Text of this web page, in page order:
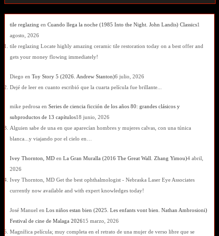
tile reglazing en Cuando llega la noche (1985 Into the Night. John Landis) Classics1
agosto, 2026
tile reglazing Locate highly amazing ceramic tile restoration today on a best offer and
gets your money flowing immediately!
Diego en Toy Story 5 (2026. Andrew Stanton)6 julio, 2026
Dejé de leer en cuanto escribió que la cuarta película fue brillante...
mike pedrosa en Series de ciencia ficción de los años 80: grandes clásicos y
subproductos de 13 capítulos18 junio, 2026
Alguien sabe de una en que aparecían hombres y mujeres calvas, con una túnica
blanca...y viajando por el cielo en…
Ivey Thornton, MDen La Gran Muralla (2016 The Great Wall. Zhang Yimou)4 abril,
2026
Ivey Thornton, MD Get the best ophthalmologist - Nebraska Laser Eye Associates
currently now available and with expert knowledges today!
José Manuel en Los niños estan bien (2025. Les enfants vont bien. Nathan Ambrosioni)
Festival de cine de Malaga 202615 marzo, 2026
Magnífica película; muy completa en el retrato de una mujer de verso libre que se